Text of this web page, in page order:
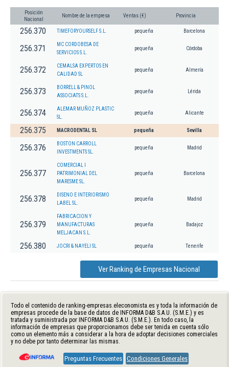
Posición
Nacional
Nombre de la empresa Ventas (€) Provincia
256.370 TIMEFORYOURSELF S.L. pequeña Barcelona
256.371
MC CORDOBESA DE
SERVICIOS S.L.
pequeña Córdoba
256.372
CEMALSA EXPERTOS EN
CALIDAD SL
pequeña Almería
256.373
BORRELL & PINOL
ASSOCIATS S.L.
pequeña Lérida
256.374
ALEMAR MUÑOZ PLASTIC
SL.
pequeña Alicante
256.375 MACRODENTAL SL pequeña Sevilla
256.376
BOSTON CARROLL
INVESTMENTS SL.
pequeña Madrid
256.377
COMERCIAL I
PATRIMONIAL DEL
MARESME SL.
pequeña Barcelona
256.378
DISENO E INTERIORISMO
LABEL SL.
pequeña Madrid
256.379
FABRICACION Y
MANUFACTURAS
MELJACAN S.L.
pequeña Badajoz
256.380 JOCRI & NAYELI SL pequeña Tenerife
Ver Ranking de Empresas Nacional
Todo el contenido de ranking-empresas.eleconomista.es y toda la información de
empresas procede de la base de datos de INFORMA D&B S.A.U. (S.M.E.) y es
tratada y suministrada por INFORMA D&B S.A.U. (S.M.E.). En todo caso, la
información de empresas que proporcionamos debe ser tenida en cuenta sólo
como un elemento más a considerar a la hora de adoptar decisiones comerciales
y no debe por tanto determinar las mismas.
Preguntas Frecuentes Condiciones Generales